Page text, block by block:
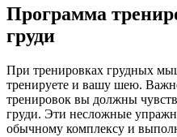
Программа
груди
При тренировках грудных
тренируете и вашу шею.
тренировок вы должны
груди. Эти несложные
обычному комплексу и